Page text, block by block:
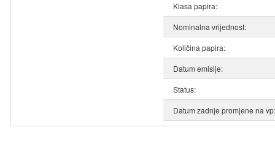
Klasa papira:
Nominalna vrijednost:
Količina papira:
Datum emisije:
Status:
Datum zadnje promjene na vp: